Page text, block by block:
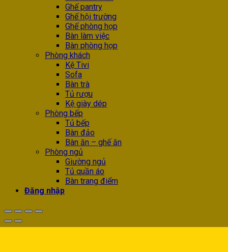
Ghế pantry
Ghế hội trường
Ghế phòng họp
Bàn làm việc
Bàn phòng họp
Phòng khách
Kệ Tivi
Sofa
Bàn trà
Tủ rượu
Kệ giày dép
Phòng bếp
Tủ bếp
Bàn đảo
Bàn ăn – ghế ăn
Phòng ngủ
Giường ngủ
Tủ quần áo
Bàn trang điểm
Đăng nhập